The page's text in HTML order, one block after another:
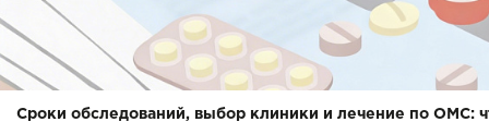
Сроки обследований, выбор клиники и лечение по ОМС: